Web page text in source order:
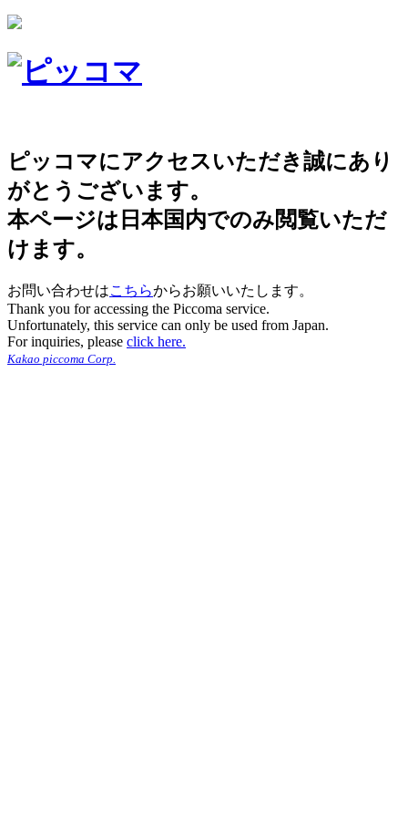
ピッコマにアクセスいただき誠にあり
がとうございます。
本ページは日本国内でのみ閲覧いただ
けます。
お問い合わせはこちらからお願いいたします。
Thank you for accessing the Piccoma service.
Unfortunately, this service can only be used from Japan.
For inquiries, please click here.
Kakao piccoma Corp.